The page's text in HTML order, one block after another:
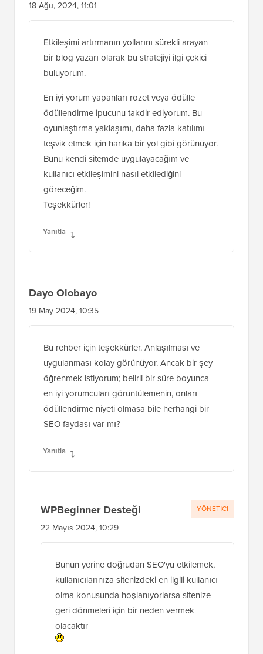
18 Ağu, 2024, 11:01
Etkileşimi artırmanın yollarını sürekli arayan
bir blog yazarı olarak bu stratejiyi ilgi çekici
buluyorum.
En iyi yorum yapanları rozet veya ödülle
ödüllendirme ipucunu takdir ediyorum. Bu
oyunlaştırma yaklaşımı, daha fazla katılımı
teşvik etmek için harika bir yol gibi görünüyor.
Bunu kendi sitemde uygulayacağım ve
kullanıcı etkileşimini nasıl etkilediğini
göreceğim.
Teşekkürler!
Yanıtla
Dayo Olobayo
19 May 2024, 10:35
Bu rehber için teşekkürler. Anlaşılması ve
uygulanması kolay görünüyor. Ancak bir şey
öğrenmek istiyorum; belirli bir süre boyunca
en iyi yorumcuları görüntülemenin, onları
ödüllendirme niyeti olmasa bile herhangi bir
SEO faydası var mı?
Yanıtla
WPBeginner Desteği
22 Mayıs 2024, 10:29
Bunun yerine doğrudan SEO'yu etkilemek,
kullanıcılarınıza sitenizdeki en ilgili kullanıcı
olma konusunda hoşlanıyorlarsa sitenize
geri dönmeleri için bir neden vermek
olacaktır
YÖNETICI